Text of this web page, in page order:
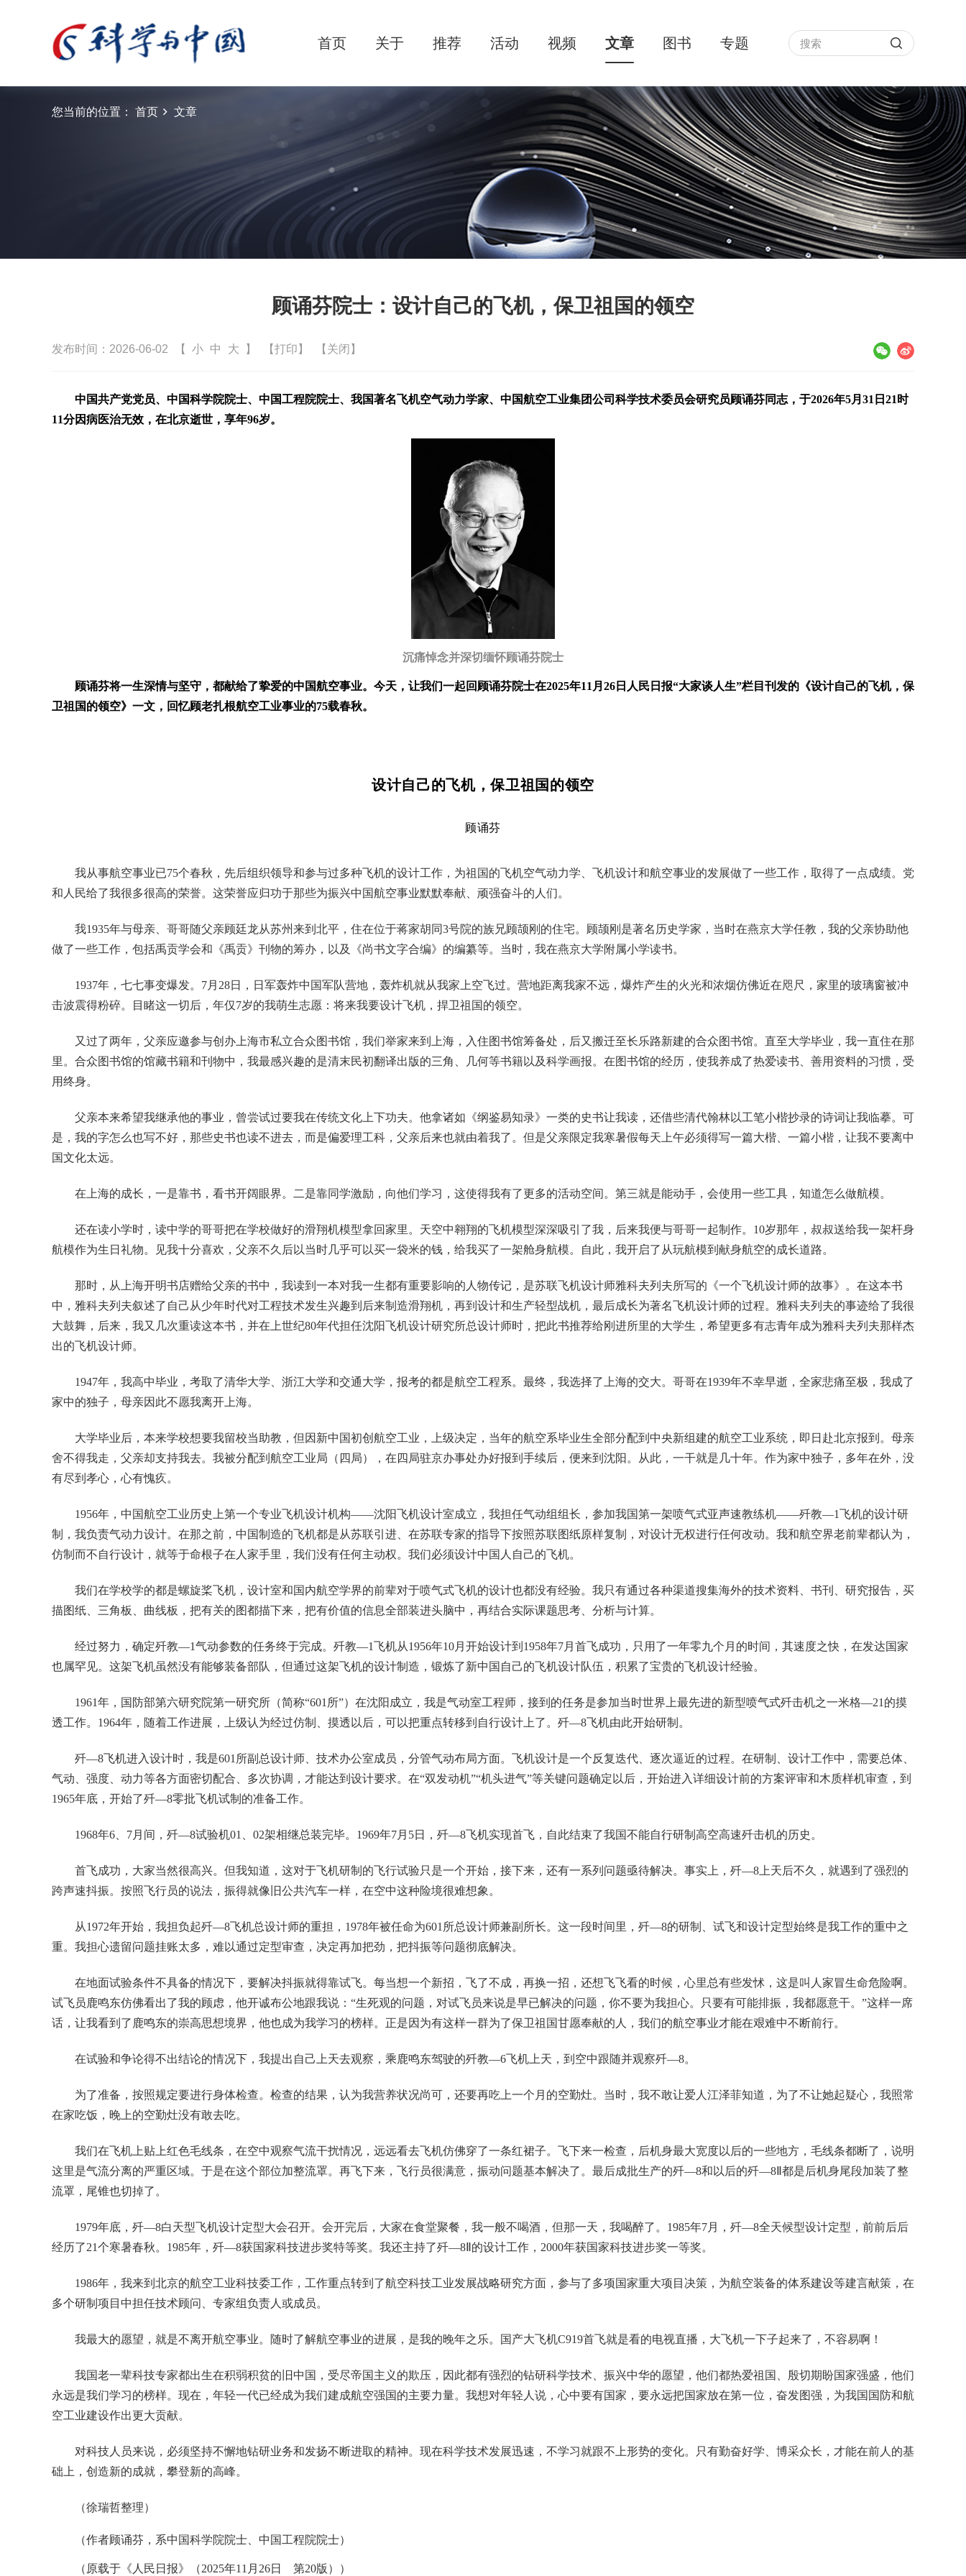
首页 关于 推荐 活动 视频 文章 图书 专题
您当前的位置： 首页 文章
顾诵芬院士：设计自己的飞机，保卫祖国的领空
发布时间：2026-06-02 【 小 中 大 】 【打印】 【关闭】
中国共产党党员、中国科学院院士、中国工程院院士、我国著名飞机空气动力学家、中国航空工业集团公司科学技术委员会研究员顾诵芬同志，于2026年5月31日21时
11分因病医治无效，在北京逝世，享年96岁。
沉痛悼念并深切缅怀顾诵芬院士
顾诵芬将一生深情与坚守，都献给了挚爱的中国航空事业。今天，让我们一起回顾诵芬院士在2025年11月26日人民日报“大家谈人生”栏目刊发的《设计自己的飞机，保
卫祖国的领空》一文，回忆顾老扎根航空工业事业的75载春秋。
设计自己的飞机，保卫祖国的领空
顾诵芬
我从事航空事业已75个春秋，先后组织领导和参与过多种飞机的设计工作，为祖国的飞机空气动力学、飞机设计和航空事业的发展做了一些工作，取得了一点成绩。党
和人民给了我很多很高的荣誉。这荣誉应归功于那些为振兴中国航空事业默默奉献、顽强奋斗的人们。
我1935年与母亲、哥哥随父亲顾廷龙从苏州来到北平，住在位于蒋家胡同3号院的族兄顾颉刚的住宅。顾颉刚是著名历史学家，当时在燕京大学任教，我的父亲协助他
做了一些工作，包括禹贡学会和《禹贡》刊物的筹办，以及《尚书文字合编》的编纂等。当时，我在燕京大学附属小学读书。
1937年，七七事变爆发。7月28日，日军轰炸中国军队营地，轰炸机就从我家上空飞过。营地距离我家不远，爆炸产生的火光和浓烟仿佛近在咫尺，家里的玻璃窗被冲
击波震得粉碎。目睹这一切后，年仅7岁的我萌生志愿：将来我要设计飞机，捍卫祖国的领空。
又过了两年，父亲应邀参与创办上海市私立合众图书馆，我们举家来到上海，入住图书馆筹备处，后又搬迁至长乐路新建的合众图书馆。直至大学毕业，我一直住在那
里。合众图书馆的馆藏书籍和刊物中，我最感兴趣的是清末民初翻译出版的三角、几何等书籍以及科学画报。在图书馆的经历，使我养成了热爱读书、善用资料的习惯，受
用终身。
父亲本来希望我继承他的事业，曾尝试过要我在传统文化上下功夫。他拿诸如《纲鉴易知录》一类的史书让我读，还借些清代翰林以工笔小楷抄录的诗词让我临摹。可
是，我的字怎么也写不好，那些史书也读不进去，而是偏爱理工科，父亲后来也就由着我了。但是父亲限定我寒暑假每天上午必须得写一篇大楷、一篇小楷，让我不要离中
国文化太远。
在上海的成长，一是靠书，看书开阔眼界。二是靠同学激励，向他们学习，这使得我有了更多的活动空间。第三就是能动手，会使用一些工具，知道怎么做航模。
还在读小学时，读中学的哥哥把在学校做好的滑翔机模型拿回家里。天空中翱翔的飞机模型深深吸引了我，后来我便与哥哥一起制作。10岁那年，叔叔送给我一架杆身
航模作为生日礼物。见我十分喜欢，父亲不久后以当时几乎可以买一袋米的钱，给我买了一架舱身航模。自此，我开启了从玩航模到献身航空的成长道路。
那时，从上海开明书店赠给父亲的书中，我读到一本对我一生都有重要影响的人物传记，是苏联飞机设计师雅科夫列夫所写的《一个飞机设计师的故事》。在这本书
中，雅科夫列夫叙述了自己从少年时代对工程技术发生兴趣到后来制造滑翔机，再到设计和生产轻型战机，最后成长为著名飞机设计师的过程。雅科夫列夫的事迹给了我很
大鼓舞，后来，我又几次重读这本书，并在上世纪80年代担任沈阳飞机设计研究所总设计师时，把此书推荐给刚进所里的大学生，希望更多有志青年成为雅科夫列夫那样杰
出的飞机设计师。
1947年，我高中毕业，考取了清华大学、浙江大学和交通大学，报考的都是航空工程系。最终，我选择了上海的交大。哥哥在1939年不幸早逝，全家悲痛至极，我成了
家中的独子，母亲因此不愿我离开上海。
大学毕业后，本来学校想要我留校当助教，但因新中国初创航空工业，上级决定，当年的航空系毕业生全部分配到中央新组建的航空工业系统，即日赴北京报到。母亲
舍不得我走，父亲却支持我去。我被分配到航空工业局（四局），在四局驻京办事处办好报到手续后，便来到沈阳。从此，一干就是几十年。作为家中独子，多年在外，没
有尽到孝心，心有愧疚。
1956年，中国航空工业历史上第一个专业飞机设计机构——沈阳飞机设计室成立，我担任气动组组长，参加我国第一架喷气式亚声速教练机——歼教—1飞机的设计研
制，我负责气动力设计。在那之前，中国制造的飞机都是从苏联引进、在苏联专家的指导下按照苏联图纸原样复制，对设计无权进行任何改动。我和航空界老前辈都认为，
仿制而不自行设计，就等于命根子在人家手里，我们没有任何主动权。我们必须设计中国人自己的飞机。
我们在学校学的都是螺旋桨飞机，设计室和国内航空学界的前辈对于喷气式飞机的设计也都没有经验。我只有通过各种渠道搜集海外的技术资料、书刊、研究报告，买
描图纸、三角板、曲线板，把有关的图都描下来，把有价值的信息全部装进头脑中，再结合实际课题思考、分析与计算。
经过努力，确定歼教—1气动参数的任务终于完成。歼教—1飞机从1956年10月开始设计到1958年7月首飞成功，只用了一年零九个月的时间，其速度之快，在发达国家
也属罕见。这架飞机虽然没有能够装备部队，但通过这架飞机的设计制造，锻炼了新中国自己的飞机设计队伍，积累了宝贵的飞机设计经验。
1961年，国防部第六研究院第一研究所（简称“601所”）在沈阳成立，我是气动室工程师，接到的任务是参加当时世界上最先进的新型喷气式歼击机之一米格—21的摸
透工作。1964年，随着工作进展，上级认为经过仿制、摸透以后，可以把重点转移到自行设计上了。歼—8飞机由此开始研制。
歼—8飞机进入设计时，我是601所副总设计师、技术办公室成员，分管气动布局方面。飞机设计是一个反复迭代、逐次逼近的过程。在研制、设计工作中，需要总体、
气动、强度、动力等各方面密切配合、多次协调，才能达到设计要求。在“双发动机”“机头进气”等关键问题确定以后，开始进入详细设计前的方案评审和木质样机审查，到
1965年底，开始了歼—8零批飞机试制的准备工作。
1968年6、7月间，歼—8试验机01、02架相继总装完毕。1969年7月5日，歼—8飞机实现首飞，自此结束了我国不能自行研制高空高速歼击机的历史。
首飞成功，大家当然很高兴。但我知道，这对于飞机研制的飞行试验只是一个开始，接下来，还有一系列问题亟待解决。事实上，歼—8上天后不久，就遇到了强烈的
跨声速抖振。按照飞行员的说法，振得就像旧公共汽车一样，在空中这种险境很难想象。
从1972年开始，我担负起歼—8飞机总设计师的重担，1978年被任命为601所总设计师兼副所长。这一段时间里，歼—8的研制、试飞和设计定型始终是我工作的重中之
重。我担心遗留问题挂账太多，难以通过定型审查，决定再加把劲，把抖振等问题彻底解决。
在地面试验条件不具备的情况下，要解决抖振就得靠试飞。每当想一个新招，飞了不成，再换一招，还想飞飞看的时候，心里总有些发怵，这是叫人家冒生命危险啊。
试飞员鹿鸣东仿佛看出了我的顾虑，他开诚布公地跟我说：“生死观的问题，对试飞员来说是早已解决的问题，你不要为我担心。只要有可能排振，我都愿意干。”这样一席
话，让我看到了鹿鸣东的崇高思想境界，他也成为我学习的榜样。正是因为有这样一群为了保卫祖国甘愿奉献的人，我们的航空事业才能在艰难中不断前行。
在试验和争论得不出结论的情况下，我提出自己上天去观察，乘鹿鸣东驾驶的歼教—6飞机上天，到空中跟随并观察歼—8。
为了准备，按照规定要进行身体检查。检查的结果，认为我营养状况尚可，还要再吃上一个月的空勤灶。当时，我不敢让爱人江泽菲知道，为了不让她起疑心，我照常
在家吃饭，晚上的空勤灶没有敢去吃。
我们在飞机上贴上红色毛线条，在空中观察气流干扰情况，远远看去飞机仿佛穿了一条红裙子。飞下来一检查，后机身最大宽度以后的一些地方，毛线条都断了，说明
这里是气流分离的严重区域。于是在这个部位加整流罩。再飞下来，飞行员很满意，振动问题基本解决了。最后成批生产的歼—8和以后的歼—8Ⅱ都是后机身尾段加装了整
流罩，尾锥也切掉了。
1979年底，歼—8白天型飞机设计定型大会召开。会开完后，大家在食堂聚餐，我一般不喝酒，但那一天，我喝醉了。1985年7月，歼—8全天候型设计定型，前前后后
经历了21个寒暑春秋。1985年，歼—8获国家科技进步奖特等奖。我还主持了歼—8Ⅱ的设计工作，2000年获国家科技进步奖一等奖。
1986年，我来到北京的航空工业科技委工作，工作重点转到了航空科技工业发展战略研究方面，参与了多项国家重大项目决策，为航空装备的体系建设等建言献策，在
多个研制项目中担任技术顾问、专家组负责人或成员。
我最大的愿望，就是不离开航空事业。随时了解航空事业的进展，是我的晚年之乐。国产大飞机C919首飞就是看的电视直播，大飞机一下子起来了，不容易啊！
我国老一辈科技专家都出生在积弱积贫的旧中国，受尽帝国主义的欺压，因此都有强烈的钻研科学技术、振兴中华的愿望，他们都热爱祖国、殷切期盼国家强盛，他们
永远是我们学习的榜样。现在，年轻一代已经成为我们建成航空强国的主要力量。我想对年轻人说，心中要有国家，要永远把国家放在第一位，奋发图强，为我国国防和航
空工业建设作出更大贡献。
对科技人员来说，必须坚持不懈地钻研业务和发扬不断进取的精神。现在科学技术发展迅速，不学习就跟不上形势的变化。只有勤奋好学、博采众长，才能在前人的基
础上，创造新的成就，攀登新的高峰。
（徐瑞哲整理）
（作者顾诵芬，系中国科学院院士、中国工程院院士）
（原载于《人民日报》（2025年11月26日 第20版））